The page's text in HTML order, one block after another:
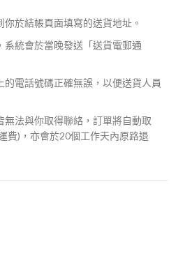
於結帳頁面填寫的送貨地址。
系統會於當晚發送「送貨電郵通
電話號碼正確無誤，以便送貨人員
法與你取得聯絡，訂單將自動取
費)，亦會於20個工作天內原路退